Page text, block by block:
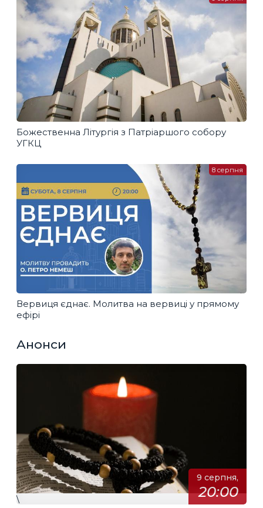
Божественна Літургія з Патріаршого собору
УГКЦ
Вервиця єднає. Молитва на вервиці у прямому
ефірі
8 серпня
Анонси
9 серпня,
20:00
\